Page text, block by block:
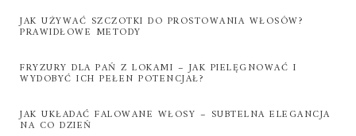
JAK UŻYWAĆ SZCZOTKI DO PROSTOWANIA WŁOSÓW?
PRAWIDŁOWE METODY
FRYZURY DLA PAŃ Z LOKAMI – JAK PIELĘGNOWAĆ I
WYDOBYĆ ICH PEŁEN POTENCJAŁ?
JAK UKŁADAĆ FALOWANE WŁOSY – SUBTELNA ELEGANCJA
NA CO DZIEŃ